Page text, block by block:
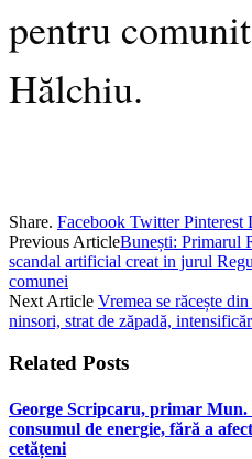
pentru
Hălchiu.
Share. Facebook Twitter Pinterest
Previous ArticleBunești: Primarul
scandal artificial creat in jurul
comunei
Next Article Vremea se răcește
ninsori, strat de zăpadă,
Related Posts
George Scripcaru, primar
consumul de energie, fără a
cetățeni